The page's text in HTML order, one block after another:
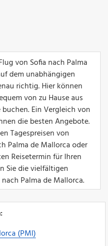
von Sofia nach Palma
dem unabhängigen
richtig. Hier können
von zu Hause aus
Ein Vergleich von
die besten Angebote.
Tagespreisen von
Palma de Mallorca oder
Reisetermin für Ihren
Sie die vielfältigen
Palma de Mallorca.
(PMI)